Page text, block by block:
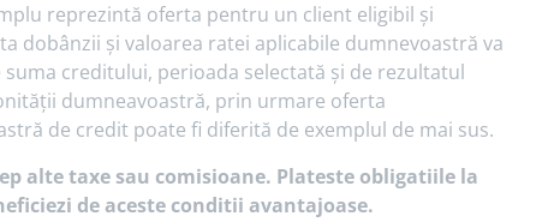
reprezintă oferta pentru un client eligibil și
dobânzii și valoarea ratei aplicabile dumnevoastră va
suma creditului, perioada selectată și de rezultatul
dumneavoastră, prin urmare oferta
de credit poate fi diferită de exemplul de mai sus.
alte taxe sau comisioane. Plateste obligatiile la
de aceste conditii avantajoase.